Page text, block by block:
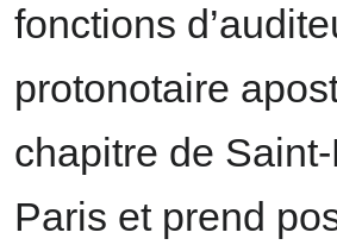
fonctions
protonotaire
chapitre de
Paris et prend